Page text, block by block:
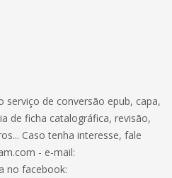
serviço de conversão epub, capa,
de ficha catalográfica, revisão,
Caso tenha interesse, fale
- e-mail:
no facebook: